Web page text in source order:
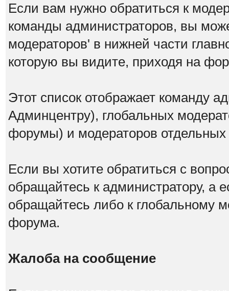
Если вам нужно обратиться к
команды администраторов, вы
модераторов' в нижней части
которую вы видите, приходя на
Этот список отображает команду
Админцентру), глобальных
форумы) и модераторов
Если вы хотите обратиться с
обращайтесь к администратору, а
обращайтесь либо к глобальному
форума.
Жалоба на сообщение